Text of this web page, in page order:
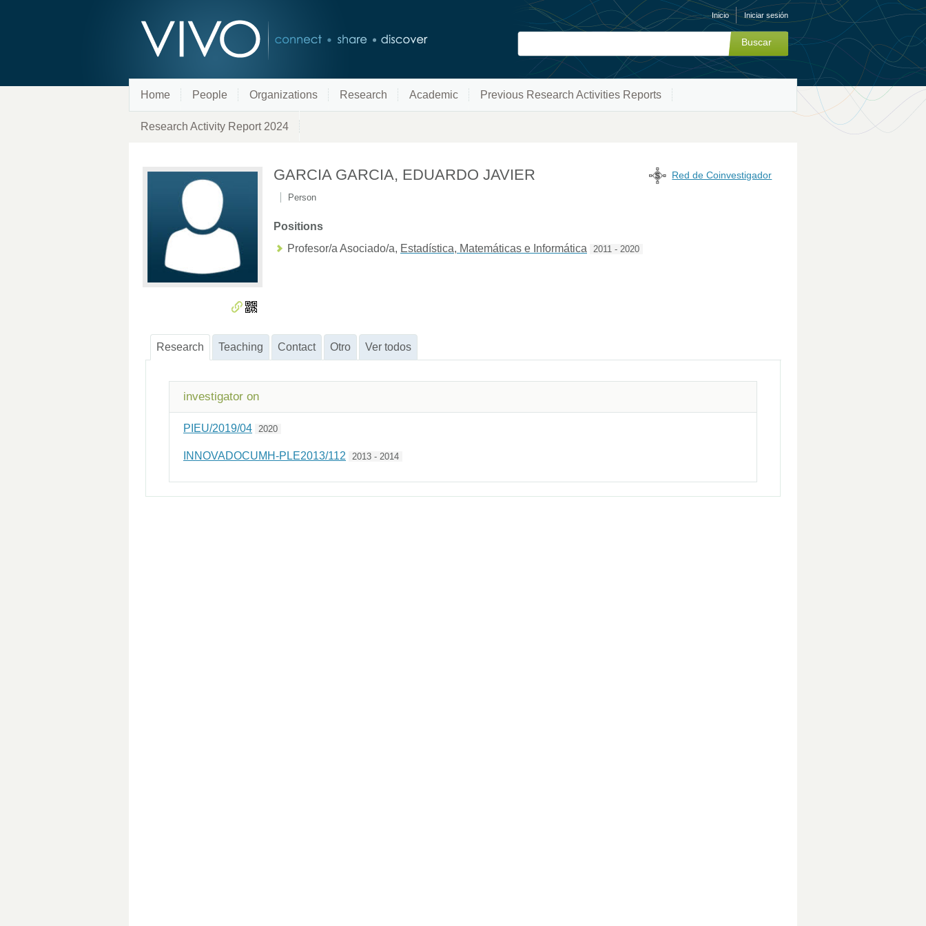
Inicio Iniciar sesión
Home People Organizations Research Academic Previous Research Activities Reports
Research Activity Report 2024
Red de Coinvestigador
GARCIA GARCIA, EDUARDO JAVIER
Person
Positions
Profesor/a Asociado/a, Estadística, Matemáticas e Informática 2011 - 2020
Research Teaching Contact Otro Ver todos
investigator on
PIEU/2019/04 2020
INNOVADOCUMH-PLE2013/112 2013 - 2014